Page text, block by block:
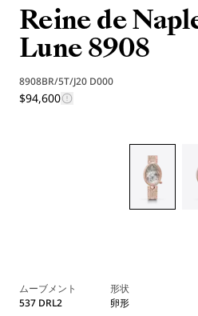
Reine de
Lune 8908
8908BR/5T/J20 D000
$94,600
ムーブメント
537 DRL2
形状
卵形